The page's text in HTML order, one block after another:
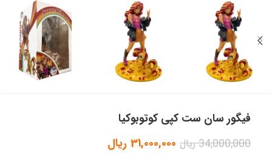
فیگور سان ست کپی کوتوبوکیا
34,000,000ریال 31,000,000 ریال